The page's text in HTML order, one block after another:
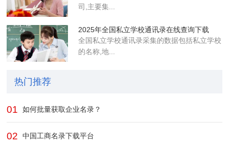
司,主要集...
2025年全国私立学校通讯录在线查询下载
全国私立学校通讯录采集的数据包括私立学校
的名称,地...
热门推荐
01 如何批量获取企业名录？
02 中国工商名录下载平台